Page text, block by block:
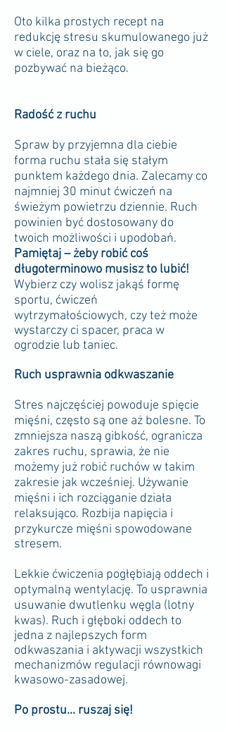
Oto kilka prostych recept na
redukcję stresu skumulowanego już
w ciele, oraz na to, jak się go
pozbywać na bieżąco.
Radość z ruchu
Spraw by przyjemna dla ciebie
forma ruchu stała się stałym
punktem każdego dnia. Zalecamy co
najmniej 30 minut ćwiczeń na
świeżym powietrzu dziennie. Ruch
powinien być dostosowany do
twoich możliwości i upodobań.
Pamiętaj – żeby robić coś
długoterminowo musisz to lubić!
Wybierz czy wolisz jakąś formę
sportu, ćwiczeń
wytrzymałościowych, czy też może
wystarczy ci spacer, praca w
ogrodzie lub taniec.
Ruch usprawnia odkwaszanie
Stres najczęściej powoduje spięcie
mięśni, często są one aż bolesne. To
zmniejsza naszą gibkość, ogranicza
zakres ruchu, sprawia, że nie
możemy już robić ruchów w takim
zakresie jak wcześniej. Używanie
mięśni i ich rozciąganie działa
relaksująco. Rozbija napięcia i
przykurcze mięśni spowodowane
stresem.
Lekkie ćwiczenia pogłębiają oddech i
optymalną wentylację. To usprawnia
usuwanie dwutlenku węgla (lotny
kwas). Ruch i głęboki oddech to
jedna z najlepszych form
odkwaszania i aktywacji wszystkich
mechanizmów regulacji równowagi
kwasowo-zasadowej.
Po prostu... ruszaj się!